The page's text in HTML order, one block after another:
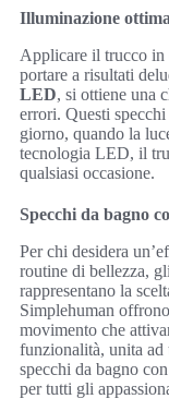
Illuminazione
Applicare il trucco in
portare a risultati
LED, si ottiene una
errori. Questi
giorno, quando la
tecnologia LED, il
qualsiasi occasione.
Specchi da bagno
Per chi desidera
routine di bellezza,
rappresentano la
Simplehuman
movimento che
funzionalità, unita ad
specchi da bagno
per tutti gli